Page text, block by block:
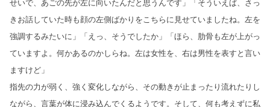
せいで、あごの先が左に向いたんだと思うんです」「そういえば、さっ
きお話していた時も顔の左側ばかりをこちらに見せていましたね。左を
強調するみたいに」「えっ、そうでしたか」「ほら、肋骨も左が上がっ
ていますよ。何かあるのかしらね。左は女性を、右は男性を表すと言い
ますけど」
指先の力が弱く、強く変化しながら、その動きが止まったり流れたりし
ながら、言葉が体に浸み込んでくるようです。そして、何も考えずに私